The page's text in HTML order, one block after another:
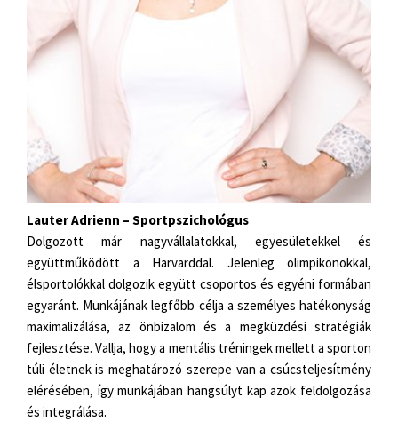
Lauter Adrienn – Sportpszichológus
Dolgozott már nagyvállalatokkal, egyesületekkel és
együttműködött a Harvarddal. Jelenleg olimpikonokkal,
élsportolókkal dolgozik együtt csoportos és egyéni formában
egyaránt. Munkájának legfőbb célja a személyes hatékonyság
maximalizálása, az önbizalom és a megküzdési stratégiák
fejlesztése. Vallja, hogy a mentális tréningek mellett a sporton
túli életnek is meghatározó szerepe van a csúcsteljesítmény
elérésében, így munkájában hangsúlyt kap azok feldolgozása
és integrálása.